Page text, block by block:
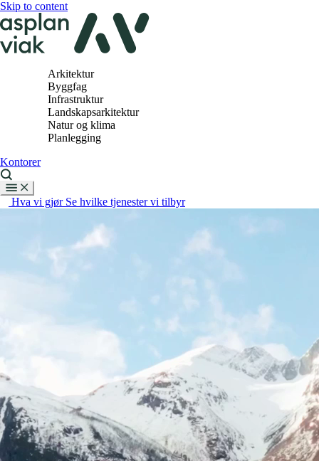
Skip to content
Arkitektur
Byggfag
Infrastruktur
Landskapsarkitektur
Natur og klima
Planlegging
Kontorer
Hva vi gjør Se hvilke tjenester vi tilbyr